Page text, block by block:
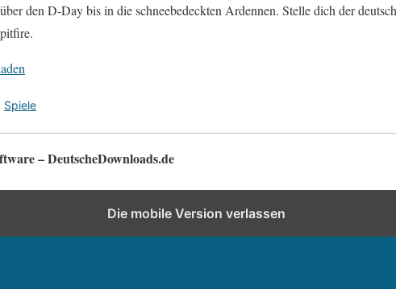
den D-Day bis in die schneebedeckten Ardennen. Stelle dich der
Spiele
– DeutscheDownloads.de
Die mobile Version verlassen